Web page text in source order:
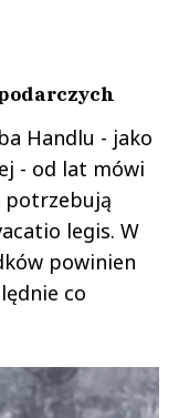
Handlu - jako
- od lat mówi
potrzebują
legis. W
powinien
co